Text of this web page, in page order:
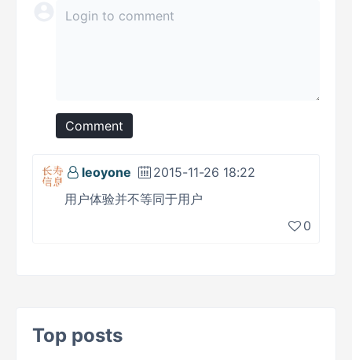
Comment
leoyone
2015-11-26 18:22
用户体验并不等同于用户
0
Top posts